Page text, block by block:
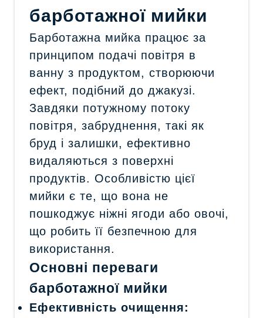
барботажної мийки
Барботажна мийка працює за
принципом подачі повітря в
ванну з продуктом, створюючи
ефект, подібний до джакузі.
Завдяки потужному потоку
повітря, забруднення, такі як
бруд і залишки, ефективно
видаляються з поверхні
продуктів. Особливістю цієї
мийки є те, що вона не
пошкоджує ніжні ягоди або овочі,
що робить її безпечною для
використання.
Основні переваги
барботажної мийки
Ефективність очищення: